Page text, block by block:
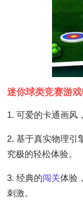
迷你球类竞赛游
1. 可爱的卡通画风
2. 基于真实物理引
究极的轻松体验。
3. 经典的闯关体验
刺激。